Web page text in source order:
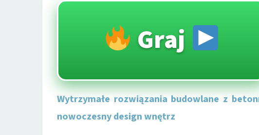
Graj
Wytrzymałe rozwiązania budowlane z
nowoczesny design wnętrz